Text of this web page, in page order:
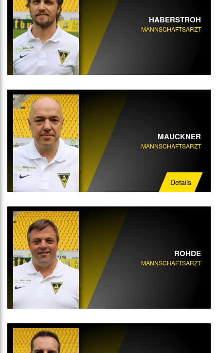
HABERSTROH
MANNSCHAFTSARZT
MAUCKNER
MANNSCHAFTSARZT
Details
ROHDE
MANNSCHAFTSARZT